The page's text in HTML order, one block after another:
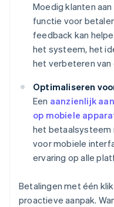
Moedig klanten
functie voor
feedback kan
het systeem, het
het verbeteren van
Optimaliseren
Een aanzienlijk
op mobiele
het betaalsysteem
voor mobiele
ervaring op alle
Betalingen met één
proactieve aanpak.